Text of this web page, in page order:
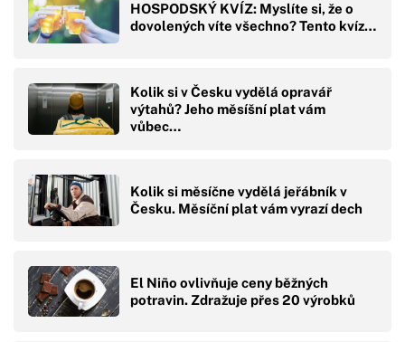
HOSPODSKÝ KVÍZ: Myslíte si, že o
dovolených víte všechno? Tento kvíz…
Kolik si v Česku vydělá opravář
výtahů? Jeho měsíšní plat vám
vůbec…
Kolik si měsíčne vydělá jeřábník v
Česku. Měsíční plat vám vyrazí dech
El Niño ovlivňuje ceny běžných
potravin. Zdražuje přes 20 výrobků